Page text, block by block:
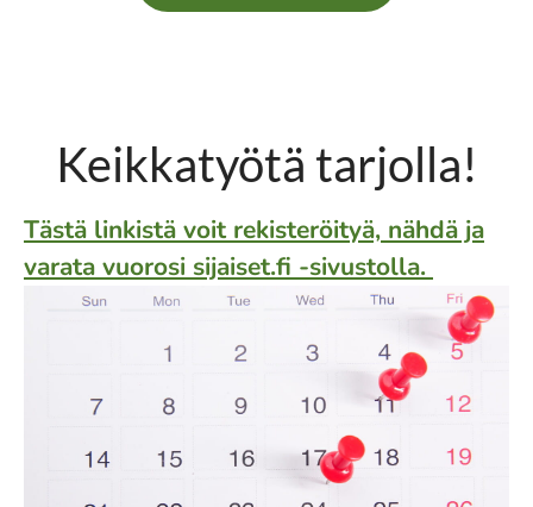
Keikkatyötä tarjolla!
Tästä linkistä voit rekisteröityä, nähdä ja
varata vuorosi sijaiset.fi -sivustolla.